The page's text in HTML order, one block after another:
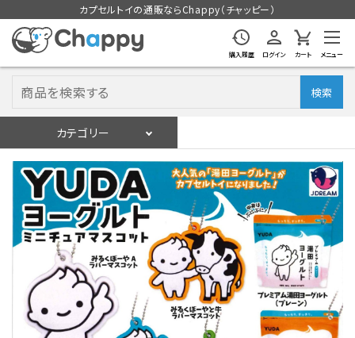
カプセルトイの通販ならChappy（チャッピー）
購入履歴 ログイン カート メニュー
検索
カテゴリー
ログイン 会員登録
入荷スケジュールをチェック
カプセルトイマシン本体
カプセルトイ